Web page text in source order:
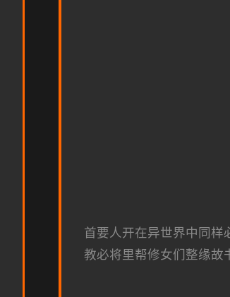
首要人开在异世界中同样
教必将里帮修女们整缘